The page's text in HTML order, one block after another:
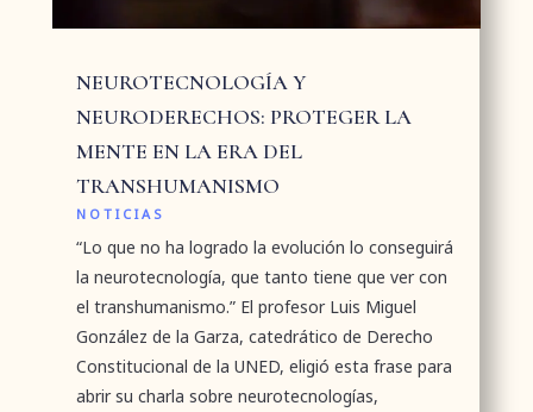
NEUROTECNOLOGÍA Y
NEURODERECHOS: PROTEGER LA
MENTE EN LA ERA DEL
TRANSHUMANISMO
NOTICIAS
“Lo que no ha logrado la evolución lo conseguirá
la neurotecnología, que tanto tiene que ver con
el transhumanismo.” El profesor Luis Miguel
González de la Garza, catedrático de Derecho
Constitucional de la UNED, eligió esta frase para
abrir su charla sobre neurotecnologías,